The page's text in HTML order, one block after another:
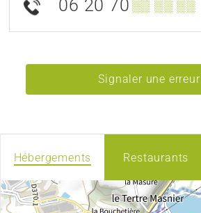
06 20 70 ▒▒ ▒▒ ▒▒
Signaler une erreur
Hébergements Restaurants